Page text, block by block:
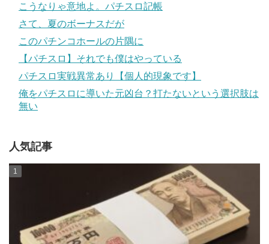
こうなりゃ意地よ。パチスロ記帳
さて、夏のボーナスだが
このパチンコホールの片隅に
【パチスロ】それでも僕はやっている
パチスロ実戦異常あり【個人的現象です】
俺をパチスロに導いた元凶台？打たないという選択肢は
無い
人気記事